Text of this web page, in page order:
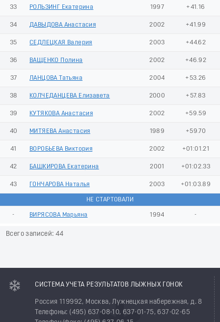
33 РОЛЬЗИНГ Екатерина 1997 +41.16
34 ДАВЫДОВА Анастасия 2002 +41.99
35 СЕДЛЕЦКАЯ Валерия 2003 +44.62
36 ВАЩЕНКО Полина 2002 +46.92
37 ЛАНЦОВА Татьяна 2004 +53.26
38 КОЛЧЕДАНЦЕВА Елизавета 2000 +57.83
39 КУТЯКОВА Анастасия 2002 +59.59
40 МИТЯЕВА Анастасия 1989 +59.70
41 ВОРОБЬЕВА Виктория 2002 +01:01.21
42 БАШКИРОВА Екатерина 2001 +01:02.33
43 ГОНЧАРОВА Наталья 2003 +01:03.89
НЕ СТАРТОВАЛИ
- ВИРЯСОВА Марьяна 1994 -
Всего записей: 44
СИСТЕМА УЧЕТА РЕЗУЛЬТАТОВ ЛЫЖНЫХ ГОНОК
Россия 119992, Москва, Лужнецкая набережная, д. 8
Телефоны: (495) 637-08-10, 637-01-75, 637-02-65